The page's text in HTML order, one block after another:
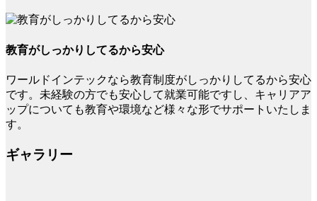
教育がしっかりしてるから安心
ワールドインテックなら教育制度がしっかりしてるから安心
です。未経験の方でも安心して就業可能ですし、キャリアア
ップについても教育や環境など様々な形でサポートいたしま
す。
ギャラリー